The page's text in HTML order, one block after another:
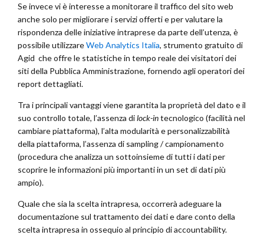
Se invece vi è interesse a monitorare il traffico del sito web
anche solo per migliorare i servizi offerti e per valutare la
rispondenza delle iniziative intraprese da parte dell’utenza, è
possibile utilizzareWeb Analytics Italia, strumento gratuito di
Agid che offre le statistiche in tempo reale dei visitatori dei
siti della Pubblica Amministrazione, fornendo agli operatori dei
report dettagliati.
Tra i principali vantaggi viene garantita la proprietà del dato e il
suo controllo totale, l’assenza dilock-intecnologico (facilità nel
cambiare piattaforma), l’alta modularità e personalizzabilità
della piattaforma, l’assenza di sampling / campionamento
(procedura che analizza un sottoinsieme di tutti i dati per
scoprire le informazioni più importanti in un set di dati più
ampio).
Quale che sia la scelta intrapresa, occorrerà adeguare la
documentazione sul trattamento dei dati e dare conto della
scelta intrapresa in ossequio al principio di accountability.